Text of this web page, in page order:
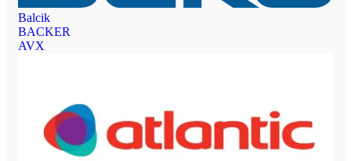
Balcik
BACKER
AVX